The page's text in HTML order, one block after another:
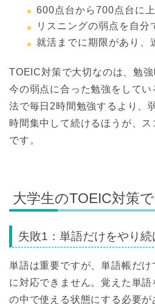
600点台から700点台に
リスニングの弱点を自分
就活までに期限があり、
TOEIC対策で大切なのは、勉強
今の弱点に合った勉強をして
法で毎日2時間勉強するより、
時間集中して続けるほうが、
です。
大学生のTOEIC対策
失敗1：単語だけをやり続
単語は重要ですが、単語帳だ
に対応できません。覚えた単
の中で使える状態にする必要